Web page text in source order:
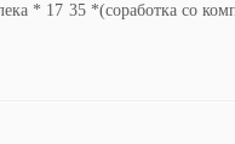
* 17 35 *(соработка